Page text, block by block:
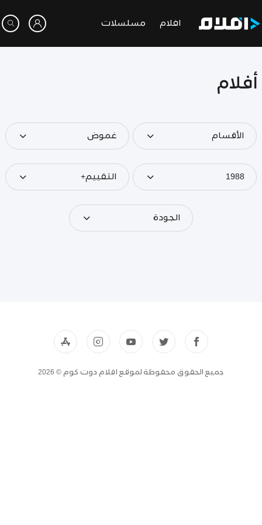
افلام مسلسلات
أفلام
الأقسام غموض
1988 التقييم+
الجودة
جميع الحقوق محفوظة لموقع افلام دوت كوم © 2026